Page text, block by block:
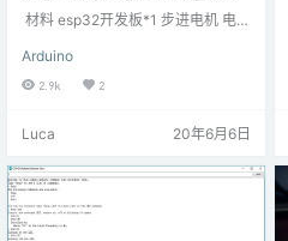
狗器
材料 esp32开发板*1 步进电机 电源
要修改） 控制原理 基于趣讨教MQT
T控制平台，MQTT订阅话题为：用
如下： ESP32接收MQTT的报文信
程序解析报文，步进电机转相应的
步数，带动连接步进电机上的狗粮
容器，倾倒到地上，实现远程喂
狗。 &n…
Arduino
2.9k 2
Luca 20年6月6日